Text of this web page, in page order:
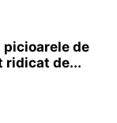
picioarele de
ridicat de...